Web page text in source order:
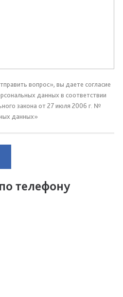
вопрос», вы даете согласие
данных в соответствии
закона от 27 июля 2006 г. №
данных»
телефону